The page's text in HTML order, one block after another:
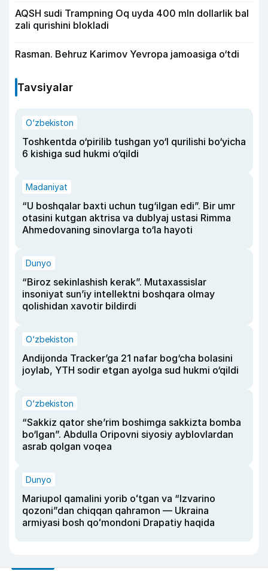
AQSH sudi Trampning Oq uyda 400 mln dollarlik bal
zali qurishini blokladi
Rasman. Behruz Karimov Yevropa jamoasiga o‘tdi
Tavsiyalar
O‘zbekiston
Toshkentda o‘pirilib tushgan yo‘l qurilishi bo‘yicha
6 kishiga sud hukmi o‘qildi
Madaniyat
“U boshqalar baxti uchun tug‘ilgan edi”. Bir umr
otasini kutgan aktrisa va dublyaj ustasi Rimma
Ahmedovaning sinovlarga to‘la hayoti
Dunyo
“Biroz sekinlashish kerak”. Mutaxassislar
insoniyat sun’iy intellektni boshqara olmay
qolishidan xavotir bildirdi
O‘zbekiston
Andijonda Tracker’ga 21 nafar bog‘cha bolasini
joylab, YTH sodir etgan ayolga sud hukmi o‘qildi
O‘zbekiston
“Sakkiz qator she’rim boshimga sakkizta bomba
bo‘lgan”. Abdulla Oripovni siyosiy ayblovlardan
asrab qolgan voqea
Dunyo
Mariupol qamalini yorib oʻtgan va “Izvarino
qozoni”dan chiqqan qahramon — Ukraina
armiyasi bosh qoʻmondoni Drapatiy haqida